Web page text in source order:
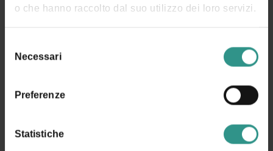
o che hanno raccolto dal suo utilizzo dei loro servizi.
delNecessari
Preferenze
Statistiche